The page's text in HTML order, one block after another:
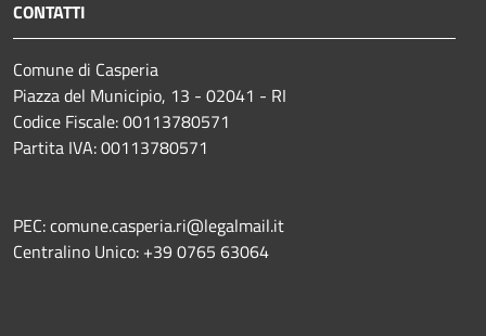
CONTATTI
Comune di Casperia
Piazza del Municipio, 13 - 02041 - RI
Codice Fiscale: 00113780571
Partita IVA: 00113780571
PEC: comune.casperia.ri@legalmail.it
Centralino Unico: +39 0765 63064